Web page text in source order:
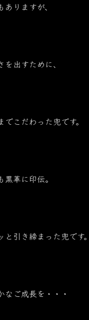
ありますが、
を出すために、
でこだわった兜です。
黒革に印伝。
と引き締まった兜です。
なご成長を・・・